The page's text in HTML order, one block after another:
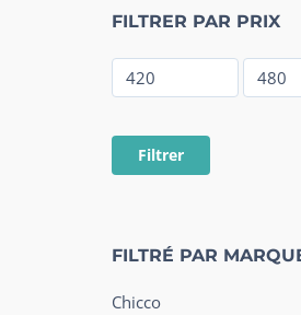
FILTRER PAR PRIX
Filtrer
FILTRÉ PAR
Chicco